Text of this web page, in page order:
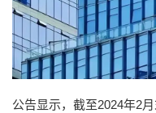
公告显示，截至2024年2